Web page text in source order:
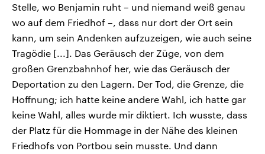
Stelle, wo Benjamin ruht – und niemand weiß genau
wo auf dem Friedhof –, dass nur dort der Ort sein
kann, um sein Andenken aufzuzeigen, wie auch seine
Tragödie [...]. Das Geräusch der Züge, von dem
großen Grenzbahnhof her, wie das Geräusch der
Deportation zu den Lagern. Der Tod, die Grenze, die
Hoffnung; ich hatte keine andere Wahl, ich hatte gar
keine Wahl, alles wurde mir diktiert. Ich wusste, dass
der Platz für die Hommage in der Nähe des kleinen
Friedhofs von Portbou sein musste. Und dann